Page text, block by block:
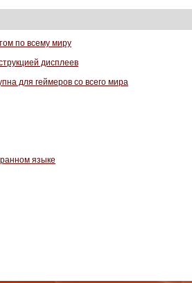
по всему миру
дисплеев
для геймеров со всего мира
языке